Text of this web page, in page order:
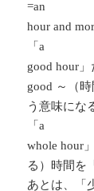
=an
hour and
「a
good hour
good ～（
う意味にな
「a
whole hour
る）時間を
あとは、「